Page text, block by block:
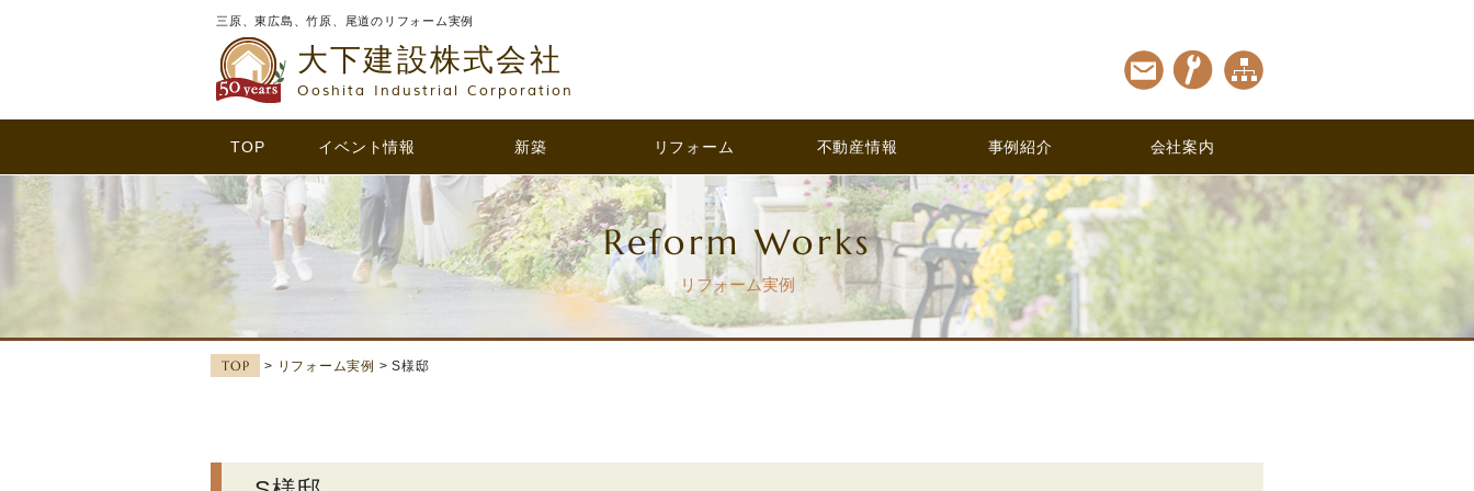
三原、東広島、竹原、尾道のリフォーム実例
大下建設株式会社
Ooshita Industrial Corporation
TOP イベント情報 新築 リフォーム 不動産情報 事例紹介 会社案内
Reform Works
リフォーム実例
TOP > リフォーム実例 > S様邸